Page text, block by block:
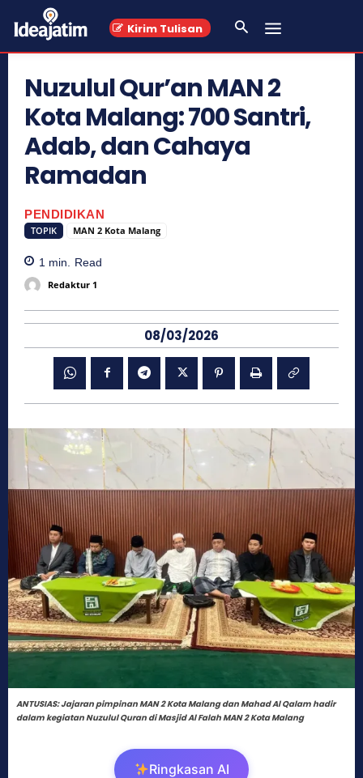
Kirim Tulisan
Nuzulul Qur’an MAN 2
Kota Malang: 700 Santri,
Adab, dan Cahaya
Ramadan
PENDIDIKAN
TOPIK MAN 2 Kota Malang
1 min. Read
Redaktur 1
08/03/2026
ANTUSIAS: Jajaran pimpinan MAN 2 Kota Malang dan Mahad Al Qalam hadir
dalam kegiatan Nuzulul Quran di Masjid Al Falah MAN 2 Kota Malang
Ringkasan AI